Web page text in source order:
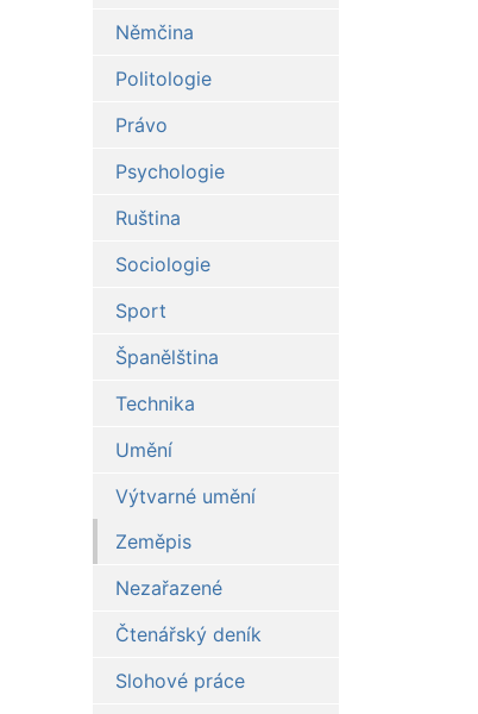
Němčina
Politologie
Právo
Psychologie
Ruština
Sociologie
Sport
Španělština
Technika
Umění
Výtvarné umění
Zeměpis
Nezařazené
Čtenářský deník
Slohové práce